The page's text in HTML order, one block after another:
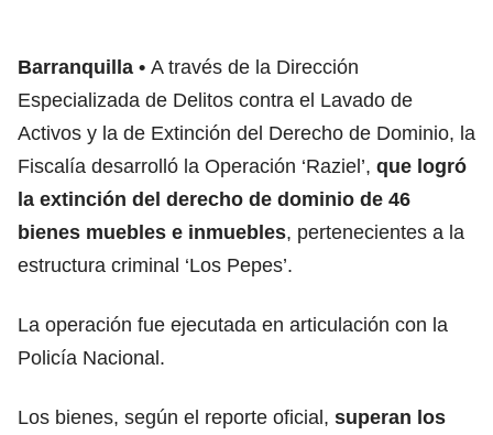
Barranquilla
A través de la Dirección
Especializada de Delitos contra el Lavado de
Activos y la de Extinción del Derecho de Dominio, la
Fiscalía desarrolló la Operación ‘Raziel’, que logró
la extinción del derecho de dominio de 46
bienes muebles e inmuebles, pertenecientes a la
estructura criminal ‘Los Pepes’.
La operación fue ejecutada en articulación con la
Policía Nacional.
Los bienes, según el reporte oficial, superan los